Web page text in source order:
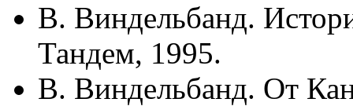
В. Виндельбанд.
Тандем, 1995.
В. Виндельбанд. От